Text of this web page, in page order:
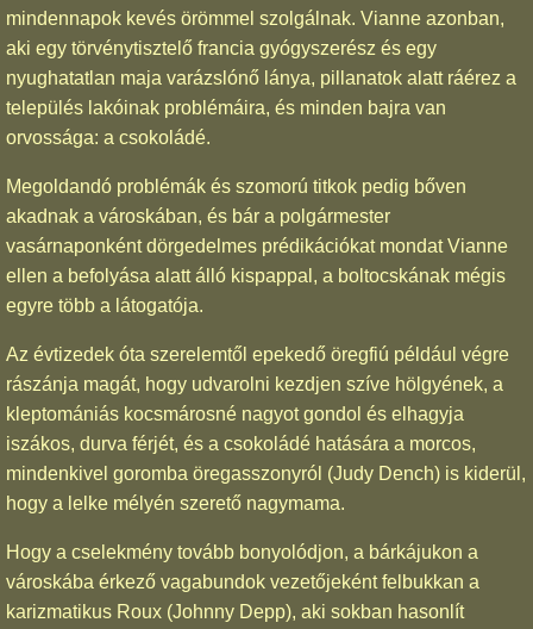
mindennapok kevés örömmel szolgálnak. Vianne azonban,
aki egy törvénytisztelő francia gyógyszerész és egy
nyughatatlan maja varázslónő lánya, pillanatok alatt ráérez a
település lakóinak problémáira, és minden bajra van
orvossága: a csokoládé.
Megoldandó problémák és szomorú titkok pedig bőven
akadnak a városkában, és bár a polgármester
vasárnaponként dörgedelmes prédikációkat mondat Vianne
ellen a befolyása alatt álló kispappal, a boltocskának mégis
egyre több a látogatója.
Az évtizedek óta szerelemtől epekedő öregfiú például végre
rászánja magát, hogy udvarolni kezdjen szíve hölgyének, a
kleptomániás kocsmárosné nagyot gondol és elhagyja
iszákos, durva férjét, és a csokoládé hatására a morcos,
mindenkivel goromba öregasszonyról (Judy Dench) is kiderül,
hogy a lelke mélyén szerető nagymama.
Hogy a cselekmény tovább bonyolódjon, a bárkájukon a
városkába érkező vagabundok vezetőjeként felbukkan a
karizmatikus Roux (Johnny Depp), aki sokban hasonlít